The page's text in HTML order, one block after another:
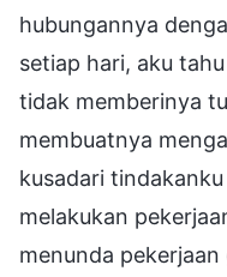
hubungannya
setiap hari, aku
tidak memberinya
membuatnya
kusadari
melakukan
menunda